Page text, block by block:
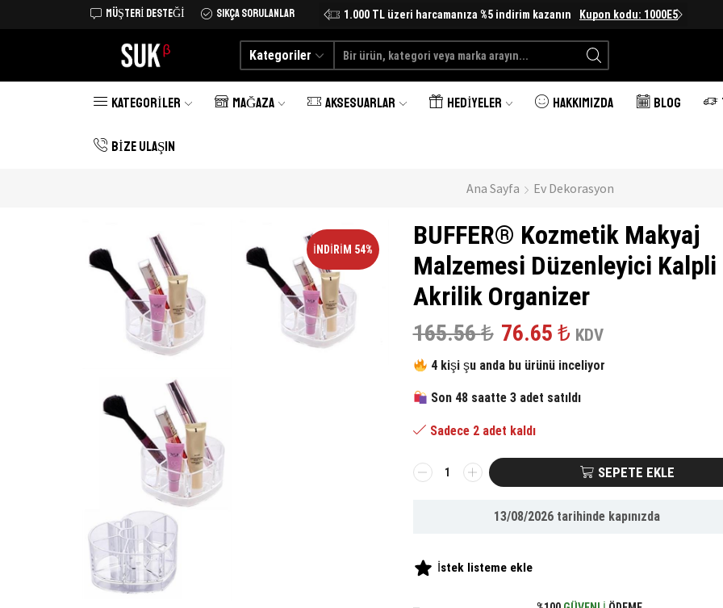
MÜŞTERI DESTEĞI SIKÇA SORULANLAR
Tüm Türkiye'ye kargo şimdi 25 TL Alışverişe Başlayın 1.000 TL üzeri harcamanıza %5 indirim kazanın Kupon kodu: 1000E5
Kategoriler
Search
KATEGORILER MAĞAZA AKSESUARLAR HEDIYELER HAKKIMIZDA BLOG
BIZE ULAŞIN
Ana Sayfa Ev Dekorasyon
İNDIRIM 54%
BUFFER® Kozmetik Makyaj
Malzemesi Düzenleyici Kalpli
Akrilik Organizer
165.56₺ Orijinal
fiyat:
165.56 ₺.
76.65 ₺Şu
andaki
fiyat:
KDV
4 kişi şu anda bu ürünü inceliyor
Son 48 saatte 3 adet satıldı
Sadece 2 adet kaldı
BUFFER®
Kozmetik
Kalpli
Akrilik
SEPETE EKLE
13/08/2026tarihinde kapınızda
İstek listeme ekle